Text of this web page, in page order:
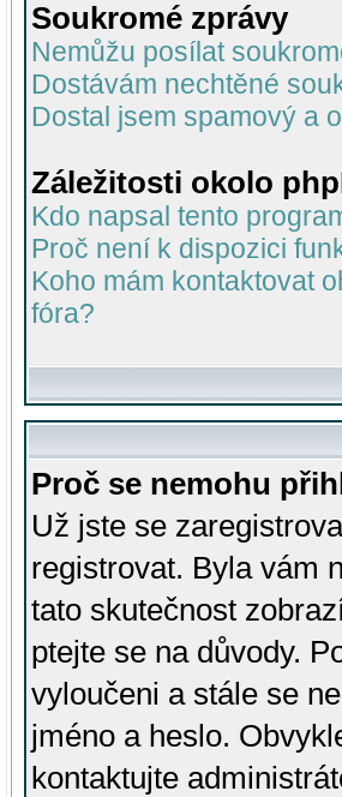
Soukromé zprávy
Nemůžu posílat
Dostávám nechtěné
Dostal jsem spamový a
Záležitosti okolo
Kdo napsal tento
Proč není k dispozici
Koho mám kontaktovat
fóra?
Proč se nemohu
Už jste se
registrovat. Byla vám
tato skutečnost
ptejte se na důvody.
vyloučeni a stále se
jméno a heslo.
kontaktujte